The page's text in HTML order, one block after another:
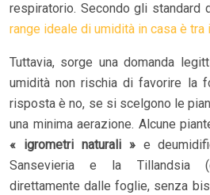
respiratorio. Secondo gli standard
range ideale di umidità in casa è tra
Tuttavia, sorge una domanda
umidità non rischia di favorire la
risposta è no, se si scelgono le
una minima aerazione. Alcune
« igrometri naturali »e
Sansevieria e la Tillandsia
direttamente dalle foglie, senza